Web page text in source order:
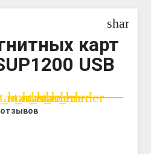
share
карт
USB
star_border
star_border
star_border
отзывов